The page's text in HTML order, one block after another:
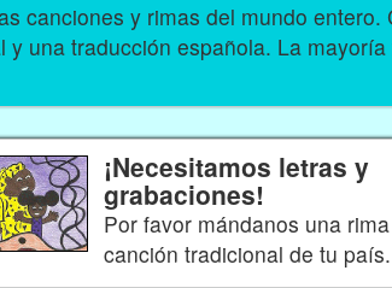
canciones y rimas del mundo
y una traducción española. La
¡Necesitamos letras y
grabaciones!
Por favor mándanos una
canción tradicional de tu país.